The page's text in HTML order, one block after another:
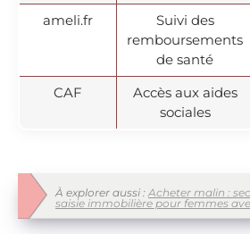
ameli.fr
Suivi des
remboursements
de santé
CAF
Accès aux aides
sociales
À explorer aussi :Acheter malin :
saisie immobilière pour femmes